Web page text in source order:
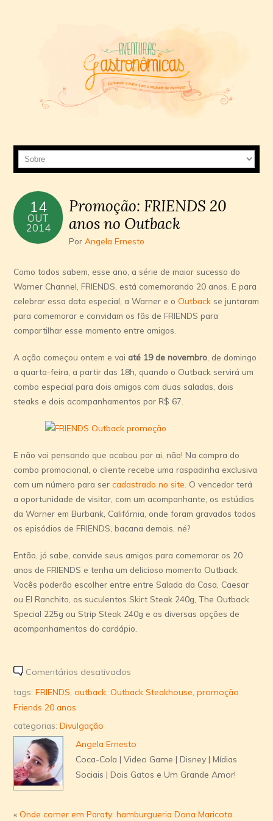
14
OUT
2014
Promoção: FRIENDS 20
anos no Outback
PorAngela Ernesto
Como todos sabem, esse ano, a série de maior sucesso do
Warner Channel, FRIENDS, está comemorando 20 anos. E para
celebrar essa data especial, a Warner e oOutback se juntaram
para comemorar e convidam os fãs de FRIENDS para
compartilhar esse momento entre amigos.
A ação começou ontem e vaiaté 19 de novembro , de domingo
a quarta-feira, a partir das 18h, quando o Outback servirá um
combo especial para dois amigos com duas saladas, dois
steaks e dois acompanhamentos por R$ 67.
E não vai pensando que acabou por ai, não! Na compra do
combo promocional, o cliente recebe uma raspadinha exclusiva
com um número para sercadastrado no site. O vencedor terá
a oportunidade de visitar, com um acompanhante, os estúdios
da Warner em Burbank, Califórnia, onde foram gravados todos
os episódios de FRIENDS, bacana demais, né?
Então, já sabe, convide seus amigos para comemorar os 20
anos de FRIENDS e tenha um delicioso momento Outback.
Vocês poderão escolher entre entre Salada da Casa, Caesar
ou El Ranchito, os suculentos Skirt Steak 240g, The Outback
Special 225g ou Strip Steak 240g e as diversas opções de
acompanhamentos do cardápio.
Comentários desativados
Promoção:
no
Outback
tags:FRIENDS ,outback ,Outback Steakhouse ,promoção
Friends 20 anos
categorias:Divulgação
Angela Ernesto
Coca-Cola | Video Game | Disney | Mídias
Sociais | Dois Gatos e Um Grande Amor!
«Onde comer em Paraty: hamburgueria Dona Maricota